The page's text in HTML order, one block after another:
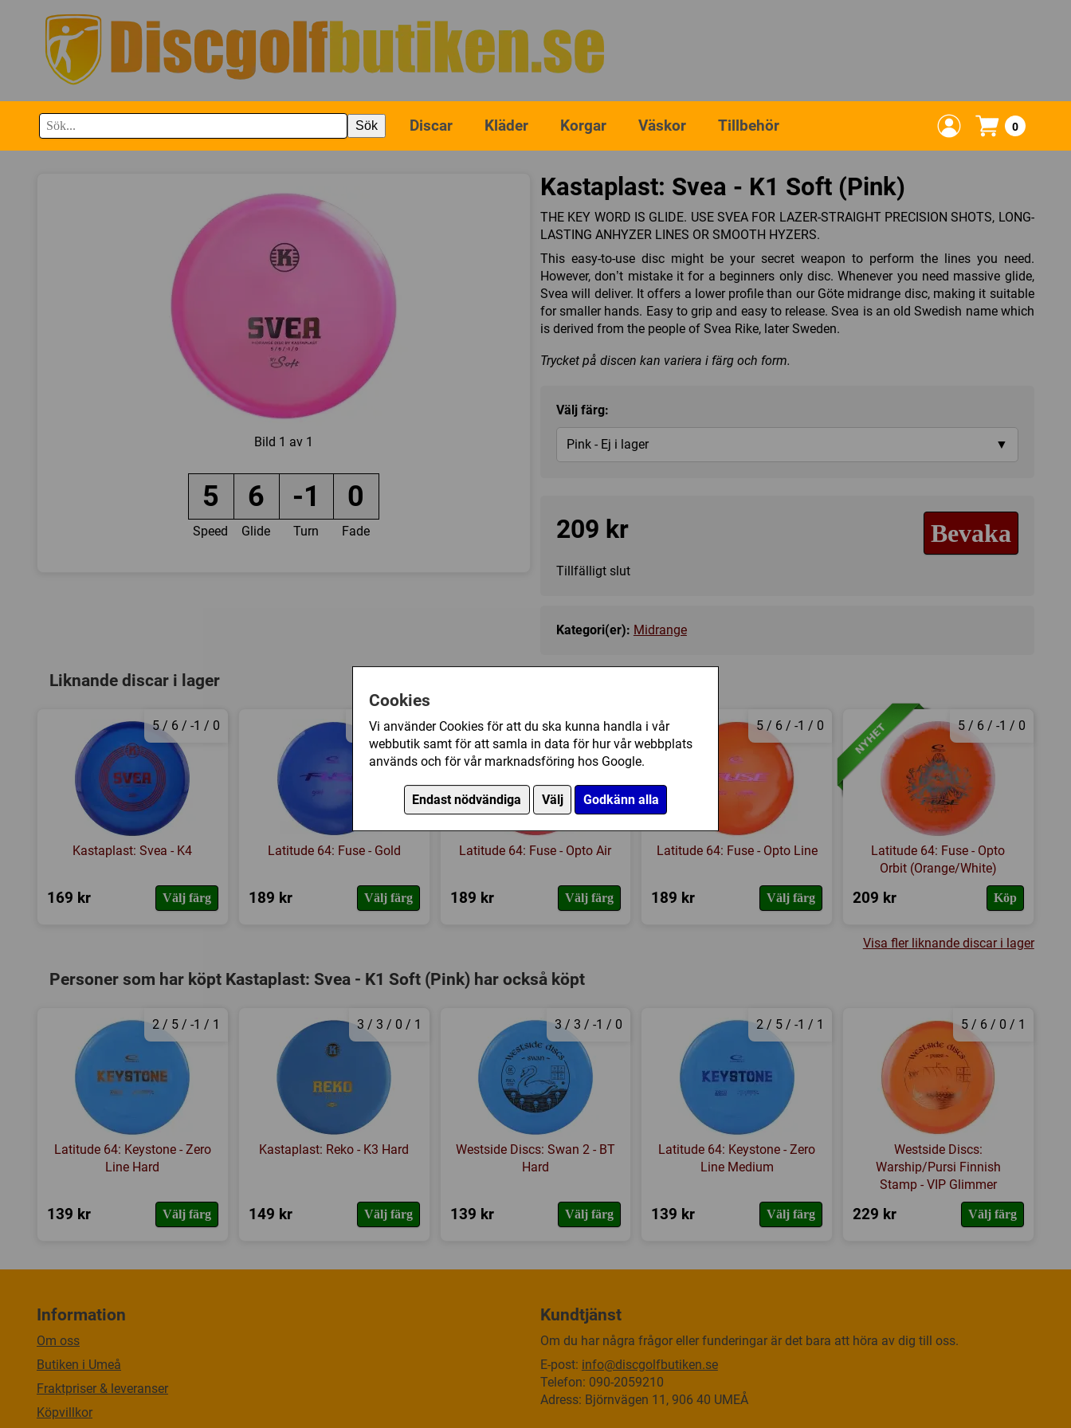
Cookies
Vi använder Cookies för att du ska kunna handla i vår
webbutik samt för att samla in data för hur vår webbplats
används och för vår marknadsföring hos Google.
Endast nödvändiga Välj Godkänn alla
Sök Discar Kläder Korgar Väskor Tillbehör 0
Bild 1 av 1
5 6 -1 0
Speed Glide Turn Fade
Kastaplast: Svea - K1 Soft (Pink)
THE KEY WORD IS GLIDE. USE SVEA FOR LAZER-STRAIGHT PRECISION SHOTS, LONG-
LASTING ANHYZER LINES OR SMOOTH HYZERS.
This easy-to-use disc might be your secret weapon to perform the lines you need.
However, don’t mistake it for a beginners only disc. Whenever you need massive glide,
Svea will deliver. It offers a lower profile than our Göte midrange disc, making it suitable
for smaller hands. Easy to grip and easy to release. Svea is an old Swedish name which
is derived from the people of Svea Rike, later Sweden.
Trycket på discen kan variera i färg och form.
Välj färg:
Pink - Ej i lager ▼
209 kr Bevaka
Tillfälligt slut
Kategori(er): Midrange
Liknande discar i lager
5 / 6 / -1 / 0
Kastaplast: Svea - K4
169 kr Välj färg
5 / 6 / -1 / 0
Latitude 64: Fuse - Gold
189 kr Välj färg
5 / 6 / -1 / 0
Latitude 64: Fuse - Opto Air
189 kr Välj färg
5 / 6 / -1 / 0
Latitude 64: Fuse - Opto Line
189 kr Välj färg
5 / 6 / -1 / 0
Latitude 64: Fuse - Opto
Orbit (Orange/White)
209 kr Köp
Visa fler liknande discar i lager
Personer som har köpt Kastaplast: Svea - K1 Soft (Pink) har också köpt
2 / 5 / -1 / 1
Latitude 64: Keystone - Zero
Line Hard
139 kr Välj färg
3 / 3 / 0 / 1
Kastaplast: Reko - K3 Hard
149 kr Välj färg
3 / 3 / -1 / 0
Westside Discs: Swan 2 - BT
Hard
139 kr Välj färg
2 / 5 / -1 / 1
Latitude 64: Keystone - Zero
Line Medium
139 kr Välj färg
5 / 6 / 0 / 1
Westside Discs:
Warship/Pursi Finnish
Stamp - VIP Glimmer
229 kr Välj färg
Information
Om oss
Butiken i Umeå
Fraktpriser & leveranser
Köpvillkor
Kundtjänst
Om du har några frågor eller funderingar är det bara att höra av dig till oss.
E-post: info@discgolfbutiken.se
Telefon: 090-2059210
Adress: Björnvägen 11, 906 40 UMEÅ